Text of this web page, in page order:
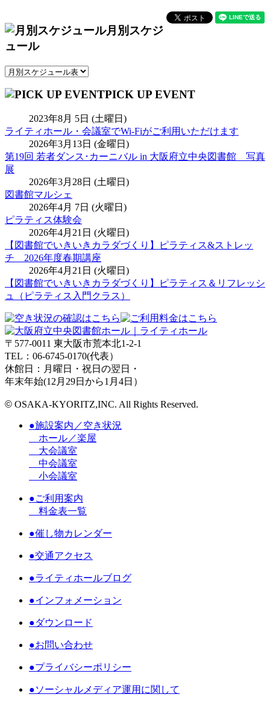
月別スケジ
ュール
PICK UP EVENT
2023年8月 5日 (土曜日)
ライティホール・会議室でWi-Fiがご利用いただけます
2026年3月13日 (金曜日)
第19回 若者ダンス･カーニバル in 大阪府立中央図書館 写真
展
2026年3月28日 (土曜日)
図書館マルシェ
2026年4月 7日 (火曜日)
ピラティス体験会
2026年4月21日 (火曜日)
【図書館でいきいきカラダづくり】ピラティス&ストレッ
チ 2026年度春期講座
2026年4月21日 (火曜日)
【図書館でいきいきカラダづくり】ピラティス＆リフレッシ
ュ（ピラティス入門クラス）
〒577-0011 東大阪市荒本北1-2-1
TEL：06-6745-0170(代表）
休館日：月曜日・祝日の翌日・
年末年始(12月29日から1月4日）
© OSAKA-KYORITZ,INC. All Rights Reserved.
●施設案内／空き状況
ホール／楽屋
大会議室
中会議室
小会議室
●ご利用案内
料金表一覧
●催し物カレンダー
●交通アクセス
●ライティホールブログ
●インフォメーション
●ダウンロード
●お問い合わせ
●プライバシーポリシー
●ソーシャルメディア運用に関して